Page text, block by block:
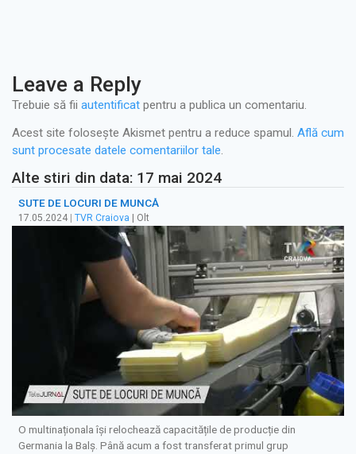
Leave a Reply
Trebuie să fii autentificat pentru a publica un comentariu.
Acest site folosește Akismet pentru a reduce spamul. Află cum
sunt procesate datele comentariilor tale.
Alte stiri din data: 17 mai 2024
SUTE DE LOCURI DE MUNCĂ
17.05.2024 TVR Craiova | Olt
O multinaționala își relochează capacitățile de producție din
Germania la Balș. Până acum a fost transferat primul grup